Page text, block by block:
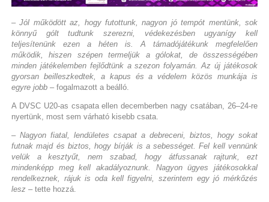
– Jól működött az, hogy futottunk, nagyon jó tempót mentünk, sok
könnyű gólt tudtunk szerezni, védekezésben ugyanígy kell
teljesítenünk ezen a héten is. A támadójátékunk megfelelően
működik, hiszen szépen termeljük a gólokat, de összességében
minden játékelemben fejlődtünk a szezon folyamán. Az új játékosok
gyorsan beilleszkedtek, a kapus és a védelem közös munkája is
egyre jobb– fogalmazott a beálló.
A DVSC U20-as csapata ellen decemberben nagy csatában, 26–24-re
nyertünk, most sem várható kisebb csata.
– Nagyon fiatal, lendületes csapat a debreceni, biztos, hogy sokat
futnak majd és biztos, hogy bírják is a sebességet. Fel kell vennünk
velük a kesztyűt, nem szabad, hogy átfussanak rajtunk, ezt
mindenképp meg kell akadályoznunk. Nagyon ügyes játékosokkal
rendelkeznek, rájuk is oda kell figyelni, szerintem egy jó mérkőzés
lesz– tette hozzá.